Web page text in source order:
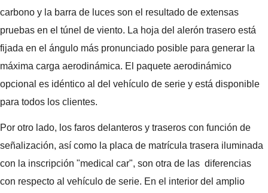
carbono y la barra de luces son el resultado de extensas
pruebas en el túnel de viento. La hoja del alerón trasero está
fijada en el ángulo más pronunciado posible para generar la
máxima carga aerodinámica. El paquete aerodinámico
opcional es idéntico al del vehículo de serie y está disponible
para todos los clientes.
Por otro lado, los faros delanteros y traseros con función de
señalización, así como la placa de matrícula trasera iluminada
con la inscripción "medical car", son otra de las diferencias
con respecto al vehículo de serie. En el interior del amplio